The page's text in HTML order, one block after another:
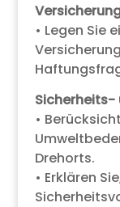
• Legen Sie
Sicherheits-
•
Drehorts.
• Erklären